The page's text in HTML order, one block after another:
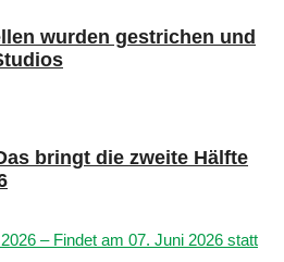
wurden gestrichen und
bringt die zweite Hälfte